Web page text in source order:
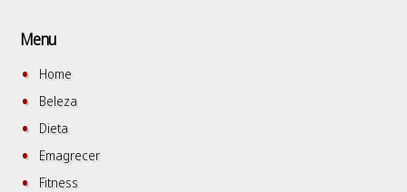
Menu
Home
Beleza
Dieta
Emagrecer
Fitness